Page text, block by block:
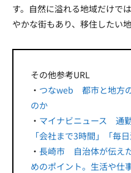
す。自然に溢れる地域だけで
やかな街もあり、移住したい
その他参考URL
・ つなweb 都市と地方
のか
・ マイナビニュース 通
「会社まで3時間」「毎
・ 長崎市 自治体が伝え
めのポイント。生活や仕